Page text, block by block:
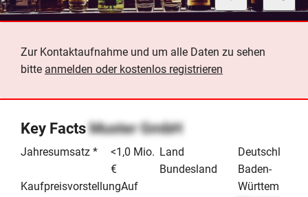
Zur Kontaktaufnahme und um alle Daten zu sehen
bitte anmelden oder kostenlos registrieren
Key FactsMuster GmbH
Jahresumsatz *
<1,0 Mio.
€
KaufpreisvorstellungAuf
Land
Deutschland
Bundesland
Baden-
Württemberg